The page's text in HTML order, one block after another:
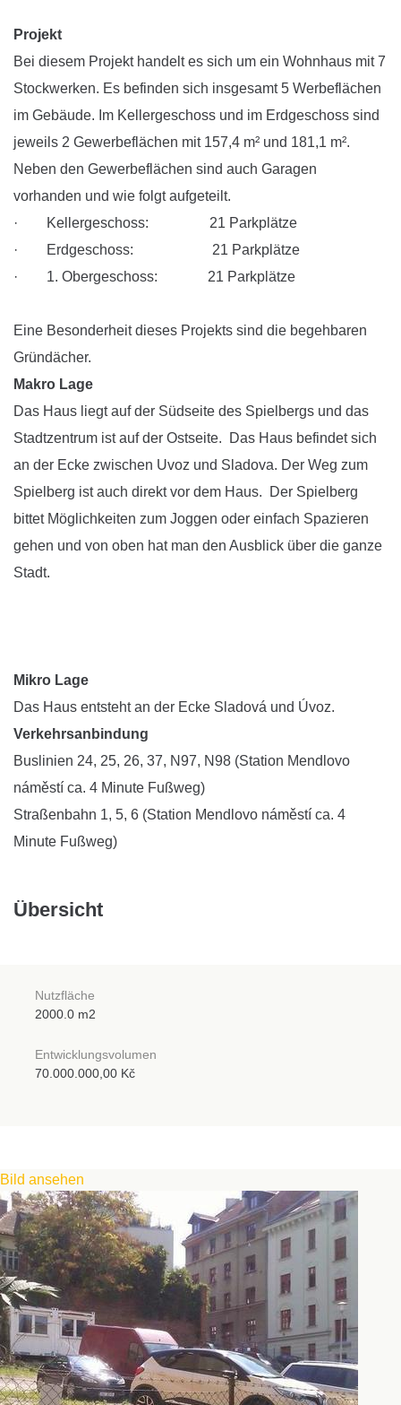
Projekt
Bei diesem Projekt handelt es sich um ein Wohnhaus mit 7
Stockwerken. Es befinden sich insgesamt 5 Werbeflächen
im Gebäude. Im Kellergeschoss und im Erdgeschoss sind
jeweils 2 Gewerbeflächen mit 157,4 m² und 181,1 m².
Neben den Gewerbeflächen sind auch Garagen
vorhanden und wie folgt aufgeteilt.
· Kellergeschoss: 21 Parkplätze
· Erdgeschoss: 21 Parkplätze
· 1. Obergeschoss: 21 Parkplätze
Eine Besonderheit dieses Projekts sind die begehbaren
Gründächer.
Makro Lage
Das Haus liegt auf der Südseite des Spielbergs und das
Stadtzentrum ist auf der Ostseite. Das Haus befindet sich
an der Ecke zwischen Uvoz und Sladova. Der Weg zum
Spielberg ist auch direkt vor dem Haus. Der Spielberg
bittet Möglichkeiten zum Joggen oder einfach Spazieren
gehen und von oben hat man den Ausblick über die ganze
Stadt.
Mikro Lage
Das Haus entsteht an der Ecke Sladová und Úvoz.
Verkehrsanbindung
Buslinien 24, 25, 26, 37, N97, N98 (Station Mendlovo
náměstí ca. 4 Minute Fußweg)
Straßenbahn 1, 5, 6 (Station Mendlovo náměstí ca. 4
Minute Fußweg)
Übersicht
Nutzfläche
2000.0 m2
Entwicklungsvolumen
70.000.000,00 Kč
Bild ansehen